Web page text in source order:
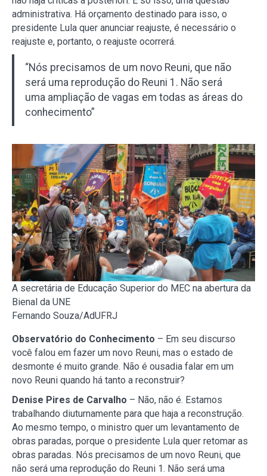
administrativa. Há orçamento destinado para isso, o
presidente Lula quer anunciar reajuste, é necessário o
reajuste e, portanto, o reajuste ocorrerá.
“Nós precisamos de um novo Reuni, que não
será uma reprodução do Reuni 1. Não será
uma ampliação de vagas em todas as áreas do
conhecimento”
A secretária de Educação Superior do MEC na abertura da
Bienal da UNE
Fernando Souza/AdUFRJ
Observatório do Conhecimento – Em seu discurso
você falou em fazer um novo Reuni, mas o estado de
desmonte é muito grande. Não é ousadia falar em um
novo Reuni quando há tanto a reconstruir?
Denise Pires de Carvalho – Não, não é. Estamos
trabalhando diuturnamente para que haja a reconstrução.
Ao mesmo tempo, o ministro quer um levantamento de
obras paradas, porque o presidente Lula quer retomar as
obras paradas. Nós precisamos de um novo Reuni, que
não será uma reprodução do Reuni 1. Não será uma